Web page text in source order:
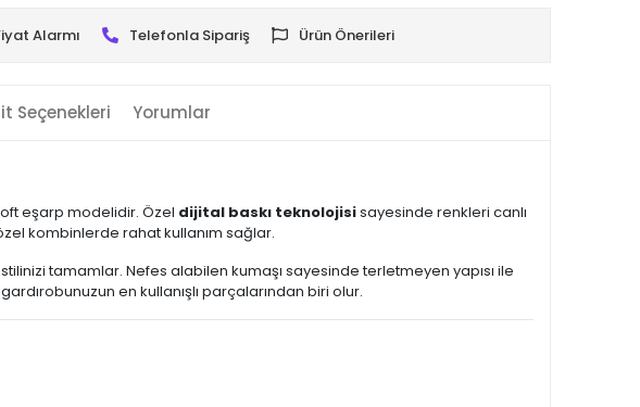
Alarmı Telefonla Sipariş Ürün Önerileri
Seçenekleri Yorumlar
eşarp modelidir. Özel dijital baskı teknolojisisayesinde renkleri canlı
kombinlerde rahat kullanım sağlar.
tamamlar. Nefes alabilen kumaşı sayesinde terletmeyen yapısı ile
en kullanışlı parçalarından biri olur.